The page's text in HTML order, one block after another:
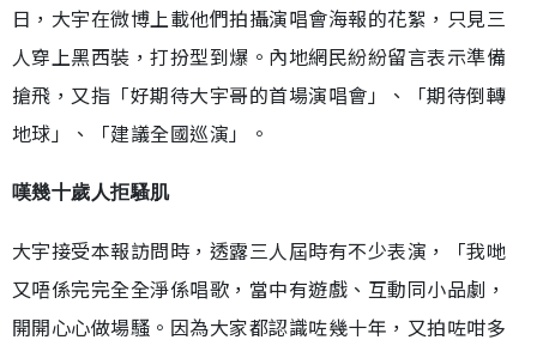
日，大宇在微博上載他們拍攝演唱會海報的花絮，只見三
人穿上黑西裝，打扮型到爆。內地網民紛紛留言表示準備
搶飛，又指「好期待大宇哥的首場演唱會」、「期待倒轉
地球」、「建議全國巡演」。
嘆幾十歲人拒騷肌
大宇接受本報訪問時，透露三人屆時有不少表演，「我哋
又唔係完完全全淨係唱歌，當中有遊戲、互動同小品劇，
開開心心做場騷。因為大家都認識咗幾十年，又拍咗咁多